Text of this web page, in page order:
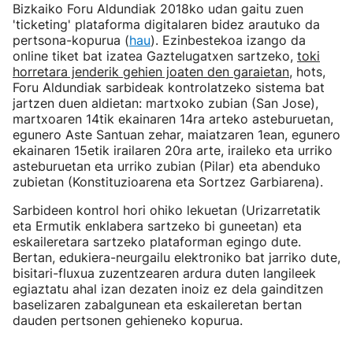
Bizkaiko Foru Aldundiak 2018ko udan gaitu zuen
'ticketing' plataforma digitalaren bidez arautuko da
pertsona-kopurua (hau). Ezinbestekoa izango da
online tiket bat izatea Gaztelugatxen sartzeko, toki
horretara jenderik gehien joaten den garaietan, hots,
Foru Aldundiak sarbideak kontrolatzeko sistema bat
jartzen duen aldietan: martxoko zubian (San Jose),
martxoaren 14tik ekainaren 14ra arteko asteburuetan,
egunero Aste Santuan zehar, maiatzaren 1ean, egunero
ekainaren 15etik irailaren 20ra arte, iraileko eta urriko
asteburuetan eta urriko zubian (Pilar) eta abenduko
zubietan (Konstituzioarena eta Sortzez Garbiarena).
Sarbideen kontrol hori ohiko lekuetan (Urizarretatik
eta Ermutik enklabera sartzeko bi guneetan) eta
eskaileretara sartzeko plataforman egingo dute.
Bertan, edukiera-neurgailu elektroniko bat jarriko dute,
bisitari-fluxua zuzentzearen ardura duten langileek
egiaztatu ahal izan dezaten inoiz ez dela gainditzen
baselizaren zabalgunean eta eskaileretan bertan
dauden pertsonen gehieneko kopurua.